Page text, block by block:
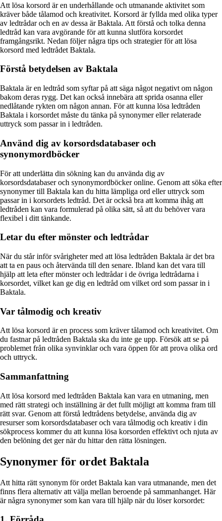
Att lösa korsord är en underhållande och utmanande aktivitet som
kräver både tålamod och kreativitet. Korsord är fyllda med olika typer
av ledtrådar och en av dessa är Baktala. Att förstå och tolka denna
ledtråd kan vara avgörande för att kunna slutföra korsordet
framgångsrikt. Nedan följer några tips och strategier för att lösa
korsord med ledtrådet Baktala.
Förstå betydelsen av Baktala
Baktala är en ledtråd som syftar på att säga något negativt om någon
bakom deras rygg. Det kan också innebära att sprida osanna eller
nedlåtande rykten om någon annan. För att kunna lösa ledtråden
Baktala i korsordet måste du tänka på synonymer eller relaterade
uttryck som passar in i ledtråden.
Använd dig av korsordsdatabaser och
synonymordböcker
För att underlätta din sökning kan du använda dig av
korsordsdatabaser och synonymordböcker online. Genom att söka efter
synonymer till Baktala kan du hitta lämpliga ord eller uttryck som
passar in i korsordets ledtråd. Det är också bra att komma ihåg att
ledtråden kan vara formulerad på olika sätt, så att du behöver vara
flexibel i ditt tänkande.
Letar du efter mönster och ledtrådar
När du står inför svårigheter med att lösa ledtråden Baktala är det bra
att ta en paus och återvända till den senare. Ibland kan det vara till
hjälp att leta efter mönster och ledtrådar i de övriga ledtrådarna i
korsordet, vilket kan ge dig en ledtråd om vilket ord som passar in i
Baktala.
Var tålmodig och kreativ
Att lösa korsord är en process som kräver tålamod och kreativitet. Om
du fastnar på ledtråden Baktala ska du inte ge upp. Försök att se på
problemet från olika synvinklar och vara öppen för att prova olika ord
och uttryck.
Sammanfattning
Att lösa korsord med ledtråden Baktala kan vara en utmaning, men
med rätt strategi och inställning är det fullt möjligt att komma fram till
rätt svar. Genom att förstå ledtrådens betydelse, använda dig av
resurser som korsordsdatabaser och vara tålmodig och kreativ i din
sökprocess kommer du att kunna lösa korsorden effektivt och njuta av
den belöning det ger när du hittar den rätta lösningen.
Synonymer för ordet Baktala
Att hitta rätt synonym för ordet Baktala kan vara utmanande, men det
finns flera alternativ att välja mellan beroende på sammanhanget. Här
är några synonymer som kan vara till hjälp när du löser korsordet: